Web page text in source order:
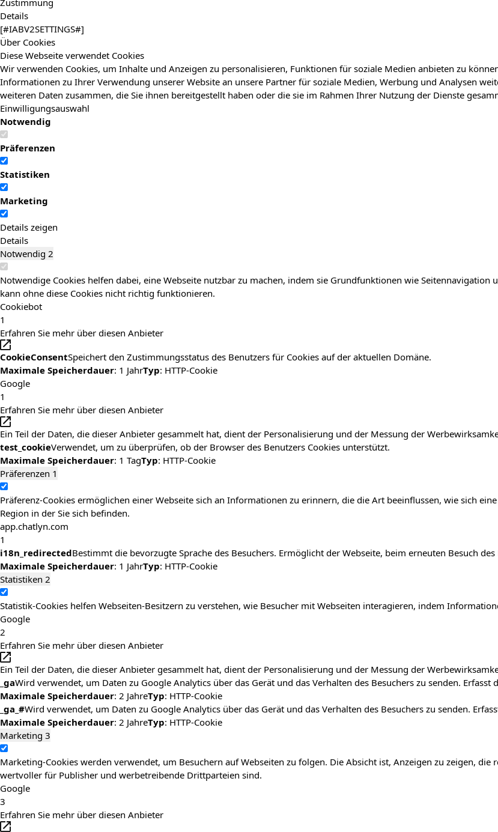
Zustimmung
Details
[#IABV2SETTINGS#]
Über Cookies
Diese Webseite verwendet Cookies
Wir verwenden Cookies, um Inhalte und Anzeigen zu personalisieren, Funktionen für soziale Medien anbieten zu
Informationen zu Ihrer Verwendung unserer Website an unsere Partner für soziale Medien, Werbung und Analysen
weiteren Daten zusammen, die Sie ihnen bereitgestellt haben oder die sie im Rahmen Ihrer Nutzung der Dienste
Einwilligungsauswahl
Notwendig
Präferenzen
Statistiken
Marketing
Details zeigen
Details
Notwendig 2
Notwendige Cookies helfen dabei, eine Webseite nutzbar zu machen, indem sie Grundfunktionen wie
kann ohne diese Cookies nicht richtig funktionieren.
Cookiebot
1
Erfahren Sie mehr über diesen Anbieter
CookieConsentSpeichert den Zustimmungsstatus des Benutzers für Cookies auf der aktuellen Domäne.
Maximale Speicherdauer: 1 JahrTyp: HTTP-Cookie
Google
1
Erfahren Sie mehr über diesen Anbieter
Ein Teil der Daten, die dieser Anbieter gesammelt hat, dient der Personalisierung und der Messung der
test_cookieVerwendet, um zu überprüfen, ob der Browser des Benutzers Cookies unterstützt.
Maximale Speicherdauer: 1 TagTyp: HTTP-Cookie
Präferenzen 1
Präferenz-Cookies ermöglichen einer Webseite sich an Informationen zu erinnern, die die Art beeinflussen, wie sich
Region in der Sie sich befinden.
app.chatlyn.com
1
i18n_redirectedBestimmt die bevorzugte Sprache des Besuchers. Ermöglicht der Webseite, beim erneuten Besuch
Maximale Speicherdauer: 1 JahrTyp: HTTP-Cookie
Statistiken 2
Statistik-Cookies helfen Webseiten-Besitzern zu verstehen, wie Besucher mit Webseiten interagieren, indem
Google
2
Erfahren Sie mehr über diesen Anbieter
Ein Teil der Daten, die dieser Anbieter gesammelt hat, dient der Personalisierung und der Messung der
_gaWird verwendet, um Daten zu Google Analytics über das Gerät und das Verhalten des Besuchers zu senden.
Maximale Speicherdauer: 2 JahreTyp: HTTP-Cookie
_ga_#Wird verwendet, um Daten zu Google Analytics über das Gerät und das Verhalten des Besuchers zu senden.
Maximale Speicherdauer: 2 JahreTyp: HTTP-Cookie
Marketing 3
Marketing-Cookies werden verwendet, um Besuchern auf Webseiten zu folgen. Die Absicht ist, Anzeigen zu zeigen,
wertvoller für Publisher und werbetreibende Drittparteien sind.
Google
3
Erfahren Sie mehr über diesen Anbieter